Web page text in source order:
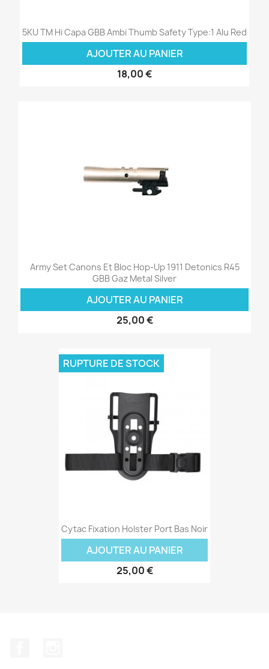
5KU TM Hi Capa GBB Ambi Thumb Safety Type:1 Alu Red
AJOUTER AU PANIER
18,00 €
Army Set Canons Et Bloc Hop-Up 1911 Detonics R45
GBB Gaz Metal Silver
AJOUTER AU PANIER
25,00 €
Cytac Fixation Holster Port Bas Noir
AJOUTER AU PANIER
25,00 €
RUPTURE DE STOCK